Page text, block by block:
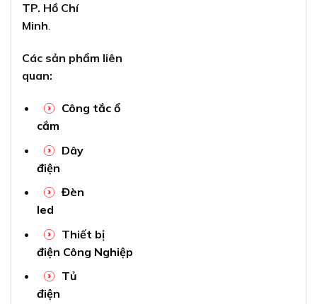
TP. Hồ Chí
Minh.
Các sản phẩm liên
quan:
Công tắc ổ
cắm
Dây
điện
Đèn
led
Thiết bị
điện Công Nghiệp
Tủ
điện